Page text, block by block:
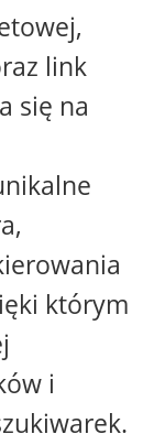
link
się na
którym
i